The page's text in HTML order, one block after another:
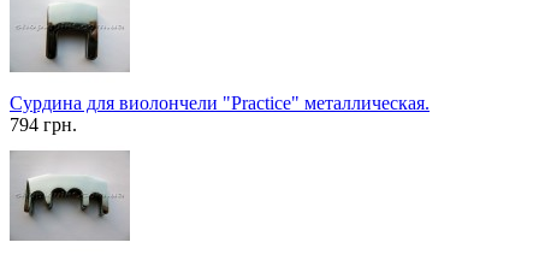
Сурдина для виолончели "Practice" металлическая.
794 грн.